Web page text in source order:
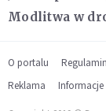
Modlitwa w
O portalu Regulamin
Reklama